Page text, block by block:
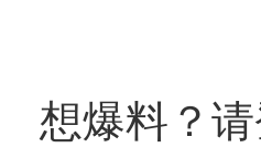
想爆料？